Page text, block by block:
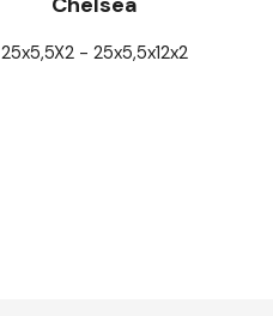
25x5,5X2 - 25x5,5x12x2